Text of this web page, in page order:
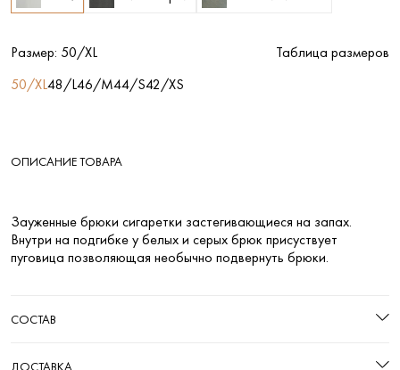
Размер: 50/XL
Таблица размеров
50/XL48/L46/M44/S42/XS
ОПИСАНИЕ ТОВАРА
Зауженные брюки сигаретки застегивающиеся на запах.
Внутри на подгибке у белых и серых брюк присуствует
пуговица позволяющая необычно подвернуть брюки.
СОСТАВ
ДОСТАВКА